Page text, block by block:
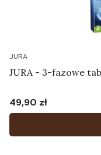
JURA
JURA - 3-fazowe
Cena
49,90 zł